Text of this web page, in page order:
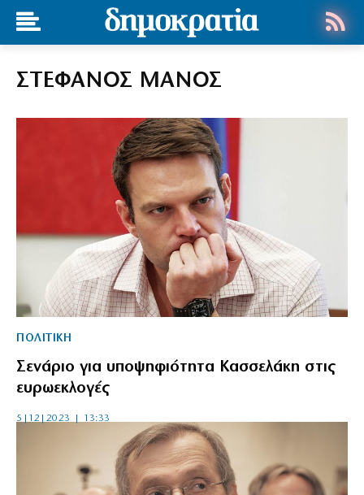
ΣΤΕΦΑΝΟΣ ΜΑΝΟΣ
ΠΟΛΙΤΙΚΗ
Σενάριο για υποψηφιότητα Κασσελάκη στις
ευρωεκλογές
5|12|2023 | 13:33